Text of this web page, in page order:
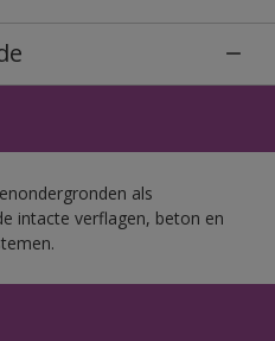
als
intacte verflagen, beton en